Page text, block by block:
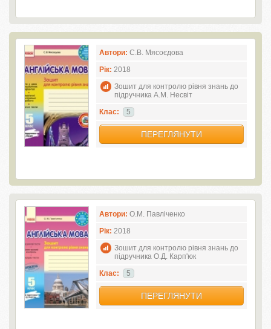
Автори: С.В. Мясоєдова
Рік: 2018
Зошит для контролю рівня знань до
підручника А.М. Несвіт
Клас:
5
ПЕРЕГЛЯНУТИ
Автори: О.М. Павліченко
Рік: 2018
Зошит для контролю рівня знань до
підручника О.Д. Карп'юк
Клас:
5
ПЕРЕГЛЯНУТИ